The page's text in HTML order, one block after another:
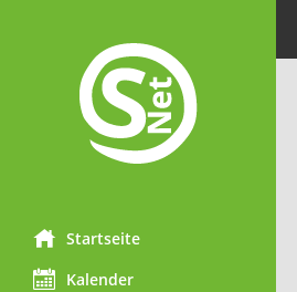
Startseite
Kalender